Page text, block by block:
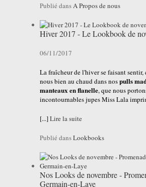
Publié dansA Propos de nous
Hiver 2017 - Le Lookbook de
06/11/2017
La fraîcheur de l'hiver se faisant
nous bien au chaud dans nospulls
manteaux en flanelle, que nous
incontournables jupes Miss Lala
[...]Lire la suite
Publié dansLookbooks
Nos Looks de novembre -
Germain-en-Laye